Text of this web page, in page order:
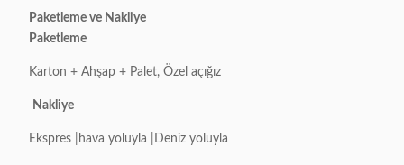
Paketleme ve Nakliye
Paketleme
Karton + Ahşap + Palet, Özel açığız
Nakliye
Ekspres |hava yoluyla |Deniz yoluyla